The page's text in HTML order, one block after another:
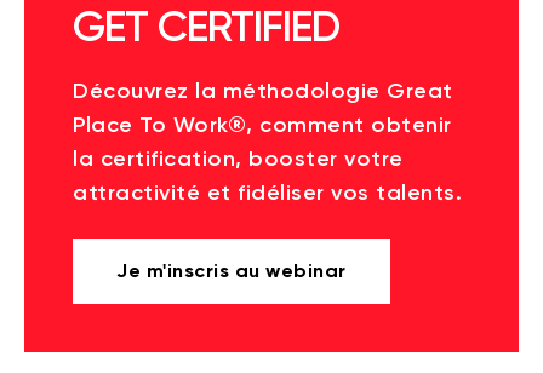
GET CERTIFIED
Découvrez la méthodologie Great
Place To Work®, comment obtenir
la certification, booster votre
attractivité et fidéliser vos talents.
Je m'inscris au webinar